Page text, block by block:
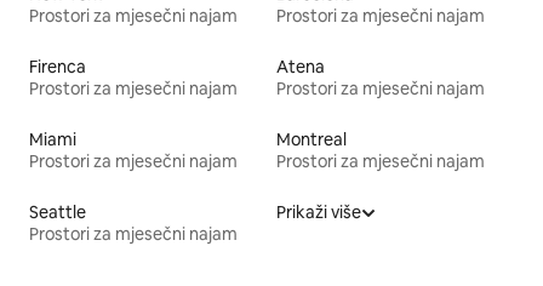
Prostori za mjesečni najam
Prostori za mjesečni najam
Firenca
Prostori za mjesečni najam
Atena
Prostori za mjesečni najam
Miami
Prostori za mjesečni najam
Montreal
Prostori za mjesečni najam
Seattle
Prostori za mjesečni najam
Prikaži više